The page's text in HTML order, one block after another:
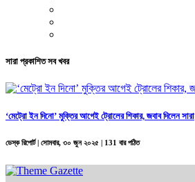
সারা প্রকাশিত সব খবর
‘মেট্রো ইন দিনো’ মুক্তির আগেই ট্রোলের শিকার, জবাব দিলেন সারা
ডেস্ক রিপোর্ট | সোমবার, ৩০ জুন ২০২৫ | 131 বার পঠিত